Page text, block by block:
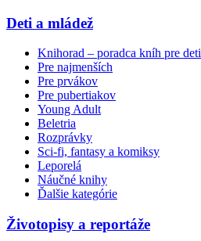
Deti a mládež
Knihorad – poradca kníh pre deti
Pre najmenších
Pre prvákov
Pre pubertiakov
Young Adult
Beletria
Rozprávky
Sci-fi, fantasy a komiksy
Leporelá
Náučné knihy
Ďalšie kategórie
Životopisy a reportáže